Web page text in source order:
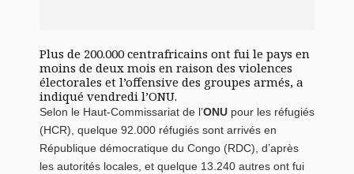
Plus de 200.000 centrafricains ont fui le pays en
moins de deux mois en raison des violences
électorales et l’offensive des groupes armés, a
indiqué vendredi l’ONU.
Selon le Haut-Commissariat de l’ONU pour les réfugiés
(HCR), quelque 92.000 réfugiés sont arrivés en
République démocratique du Congo (RDC), d’après
les autorités locales, et quelque 13.240 autres ont fui